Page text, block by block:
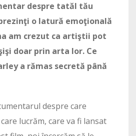
despre tatăl tău
o latură emoţională
am crezut ca artiştii pot
doar prin arta lor. Ce
a rămas secretă până
despre care
lucrăm, care va fi lansat